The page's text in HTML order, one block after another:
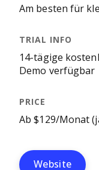
Am besten für
14-tägige
Demo verfügbar
Ab $129/Monat
Website